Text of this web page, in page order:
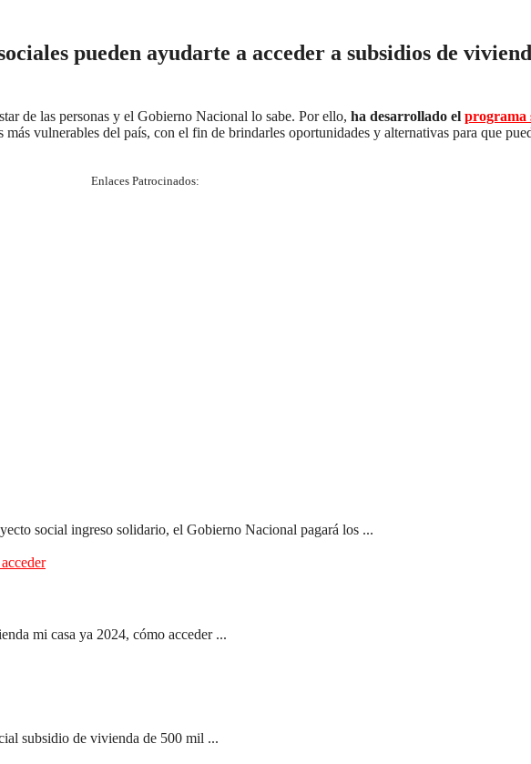
pueden ayudarte a acceder a subsidios de
de las personas y el Gobierno Nacional lo sabe. Por ello, ha desarrollado el programa
vulnerables del país, con el fin de brindarles oportunidades y alternativas para que
Enlaces Patrocinados:
social ingreso solidario, el Gobierno Nacional pagará los ...
mi casa ya 2024, cómo acceder ...
subsidio de vivienda de 500 mil ...